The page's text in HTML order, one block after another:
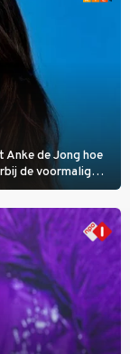
Anke de Jong hoe
de voormalig
het samen met
Marc-Marie